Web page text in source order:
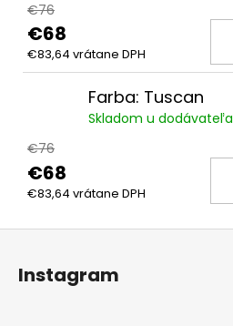
€76
€68
€83,64 vrátane DPH
Farba: Tuscan
Skladom u dodávateľa
€76
€68
€83,64 vrátane DPH
Z
Instagram